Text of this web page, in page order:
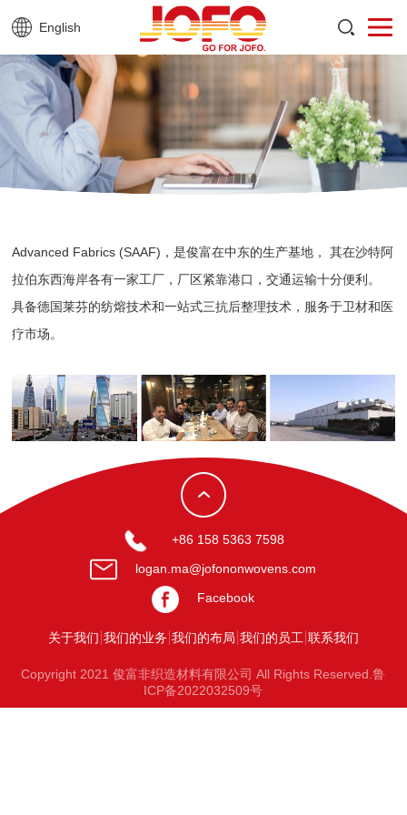
English
Advanced Fabrics (SAAF)，是俊富在中东的生产基地，
其在沙特阿
拉伯东西海岸各有一家工厂，厂区紧靠港口，交通运输十分便利。
具备德国莱芬的纺熔技术和一站式三抗后整理技术，服务于卫材和医
疗市场。
+86 158 5363 7598
logan.ma@jofononwovens.com
Facebook
关于我们 我们的业务 我们的布局 我们的员工 联系我们
Copyright 2021 俊富非织造材料有限公司 All Rights Reserved.鲁
ICP备2022032509号